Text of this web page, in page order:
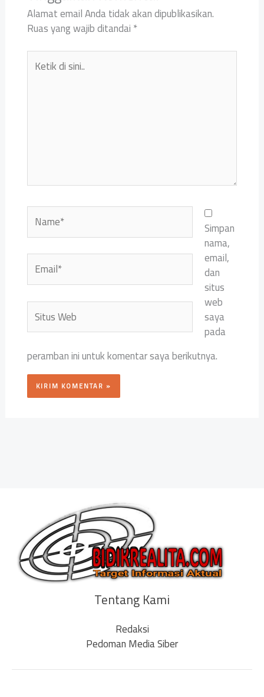
Alamat email Anda tidak akan dipublikasikan.
Ruas yang wajib ditandai*
Ketik
Name*
Email*
Situs
Web
Simpan
nama,
email,
dan
situs
web
saya
pada
peramban ini untuk komentar saya berikutnya.
Tentang Kami
Redaksi
Pedoman Media Siber